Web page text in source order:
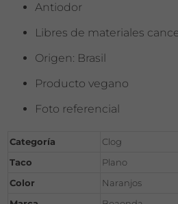
Antiodor
Libres de materiales
Origen: Brasil
Producto vegano
Foto referencial
Categoría
Clog
Taco
Plano
Color
Naranjos